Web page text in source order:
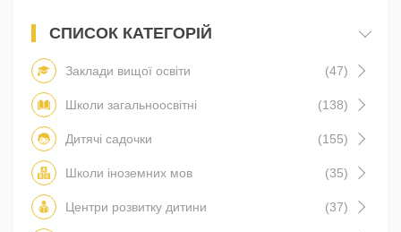
СПИСОК КАТЕГОРІЙ
Заклади вищої освіти (47)
Школи загальноосвітні (138)
Дитячі садочки (155)
Школи іноземних мов (35)
Центри розвитку дитини (37)